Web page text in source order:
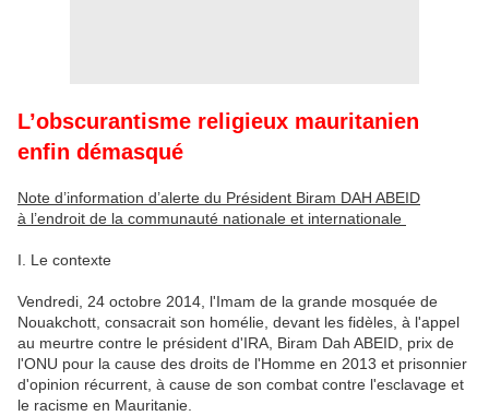
L’obscurantisme religieux mauritanien
enfin démasqué
Note d’information d’alerte du Président Biram DAH ABEID
à l’endroit de la communauté nationale et internationale
I. Le contexte
Vendredi, 24 octobre 2014, l'Imam de la grande mosquée de
Nouakchott, consacrait son homélie, devant les fidèles, à l'appel
au meurtre contre le président d'IRA, Biram Dah ABEID, prix de
l'ONU pour la cause des droits de l'Homme en 2013 et prisonnier
d'opinion récurrent, à cause de son combat contre l'esclavage et
le racisme en Mauritanie.